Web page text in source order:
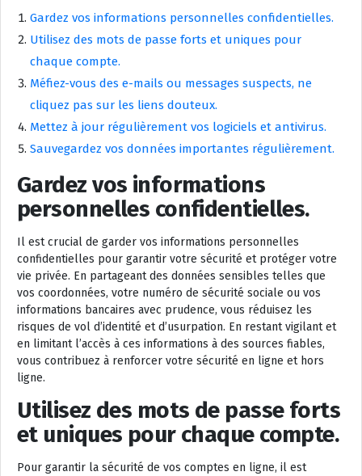
Gardez vos informations personnelles confidentielles.
Utilisez des mots de passe forts et uniques pour
chaque compte.
Méfiez-vous des e-mails ou messages suspects, ne
cliquez pas sur les liens douteux.
Mettez à jour régulièrement vos logiciels et antivirus.
Sauvegardez vos données importantes régulièrement.
Gardez vos informations
personnelles confidentielles.
Il est crucial de garder vos informations personnelles
confidentielles pour garantir votre sécurité et protéger votre
vie privée. En partageant des données sensibles telles que
vos coordonnées, votre numéro de sécurité sociale ou vos
informations bancaires avec prudence, vous réduisez les
risques de vol d’identité et d’usurpation. En restant vigilant et
en limitant l’accès à ces informations à des sources fiables,
vous contribuez à renforcer votre sécurité en ligne et hors
ligne.
Utilisez des mots de passe forts
et uniques pour chaque compte.
Pour garantir la sécurité de vos comptes en ligne, il est